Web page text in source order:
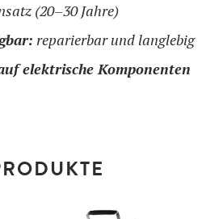
(20–30 Jahre)
reparierbar und langlebig
elektrische Komponenten